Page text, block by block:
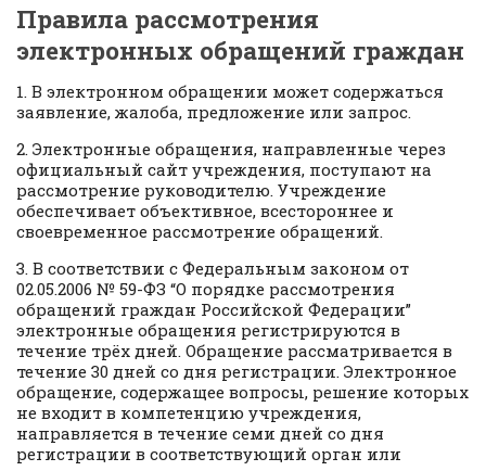
Правила рассмотрения
электронных обращений граждан
1. В электронном обращении может содержаться
заявление, жалоба, предложение или запрос.
2. Электронные обращения, направленные через
официальный сайт учреждения, поступают на
рассмотрение руководителю. Учреждение
обеспечивает объективное, всестороннее и
своевременное рассмотрение обращений.
3. В соответствии с Федеральным законом от
02.05.2006 № 59-ФЗ “О порядке рассмотрения
обращений граждан Российской Федерации”
электронные обращения регистрируются в
течение трёх дней. Обращение рассматривается в
течение 30 дней со дня регистрации. Электронное
обращение, содержащее вопросы, решение которых
не входит в компетенцию учреждения,
направляется в течение семи дней со дня
регистрации в соответствующий орган или